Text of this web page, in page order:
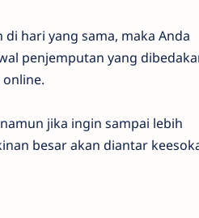
hari yang sama, maka Anda
penjemputan yang
jika ingin sampai lebih
besar akan diantar